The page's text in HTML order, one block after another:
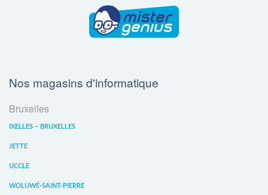
Nos magasins d'informatique
Bruxelles
IXELLES – BRUXELLES
JETTE
UCCLE
WOLUWÉ-SAINT-PIERRE